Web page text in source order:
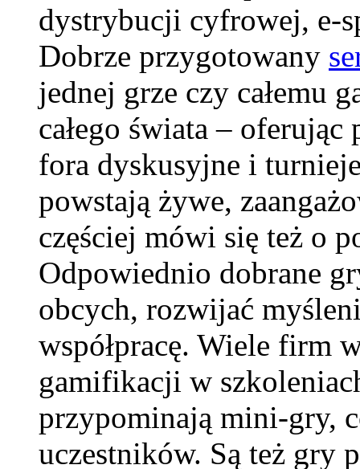
dystrybucji cyfrowej, e-
Dobrze przygotowany
jednej grze czy całemu
całego świata –
fora dyskusyjne i
powstają żywe,
częściej mówi się też o
Odpowiednio dobrane
obcych, rozwijać
współpracę. Wiele firm
gamifikacji w
przypominają mini-gry,
uczestników. Są też gry